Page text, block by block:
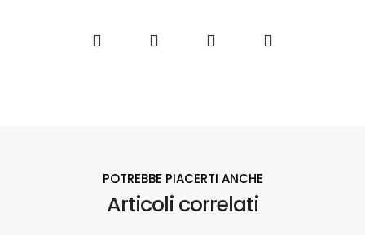
POTREBBE PIACERTI ANCHE
Articoli correlati